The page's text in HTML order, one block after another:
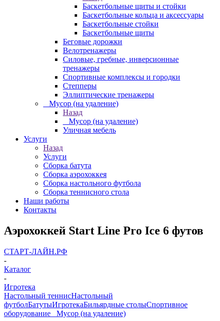
Баскетбольные щиты и стойки
Баскетбольные кольца и аксессуары
Баскетбольные стойки
Баскетбольные щиты
Беговые дорожки
Велотренажеры
Силовые, гребные, инверсионные
тренажеры
Спортивные комплексы и городки
Степперы
Эллиптические тренажеры
_ Мусор (на удаление)
Назад
_ Мусор (на удаление)
Уличная мебель
Услуги
Назад
Услуги
Сборка батута
Сборка аэрохоккея
Сборка настольного футбола
Сборка теннисного стола
Наши работы
Контакты
Аэрохоккей Start Line Pro Ice 6 футов
СТАРТ-ЛАЙН.РФ
-
Каталог
-
Игротека
Настольный теннисНастольный
футболБатутыИгротекаБильярдные столыСпортивное
оборудование _ Мусор (на удаление)